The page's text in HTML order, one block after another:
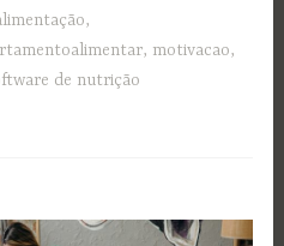
,
, motivacao,
de nutrição